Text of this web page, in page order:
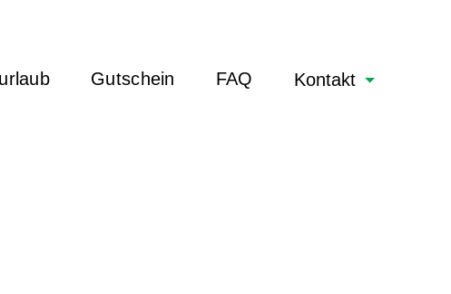
Gutschein FAQ Kontakt